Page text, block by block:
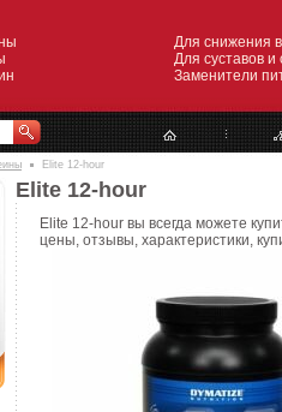
Для снижения
Для суставов и
Заменители
Elite 12-hour
Elite 12-hour
Elite 12-hour вы всегда можете
цены, отзывы, характеристики,